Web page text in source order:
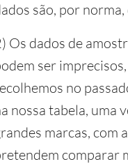
são, por
Os dados de
ser
no
nossa tabela, uma
marcas, com
comparar